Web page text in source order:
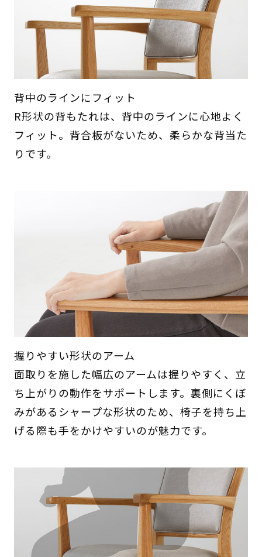
背中のラインにフィット
R形状の背もたれは、背中のラインに心地よく
フィット。背合板がないため、柔らかな背当た
りです。
握りやすい形状のアーム
面取りを施した幅広のアームは握りやすく、立
ち上がりの動作をサポートします。裏側にくぼ
みがあるシャープな形状のため、椅子を持ち上
げる際も手をかけやすいのが魅力です。